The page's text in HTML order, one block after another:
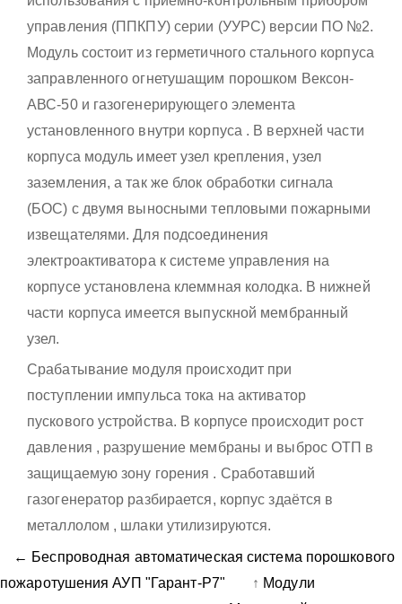
управления (ППКПУ) серии (УУРС) версии ПО №2.
Модуль состоит из герметичного стального корпуса
заправленного огнетушащим порошком Вексон-
АВС-50 и газогенерирующего элемента
установленного внутри корпуса . В верхней части
корпуса модуль имеет узел крепления, узел
заземления, а так же блок обработки сигнала
(БОС) с двумя выносными тепловыми пожарными
извещателями. Для подсоединения
электроактиватора к системе управления на
корпусе установлена клеммная колодка. В нижней
части корпуса имеется выпускной мембранный
узел.
Срабатывание модуля происходит при
поступлении импульса тока на активатор
пускового устройства. В корпусе происходит рост
давления , разрушение мембраны и выброс ОТП в
защищаемую зону горения . Сработавший
газогенератор разбирается, корпус здаётся в
металлолом , шлаки утилизируются.
← Беспроводная автоматическая система порошкового
пожаротушения АУП "Гарант-Р7"
↑ Модули